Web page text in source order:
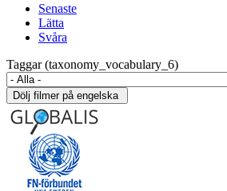
Senaste
Lätta
Svåra
Taggar (taxonomy_vocabulary_6)